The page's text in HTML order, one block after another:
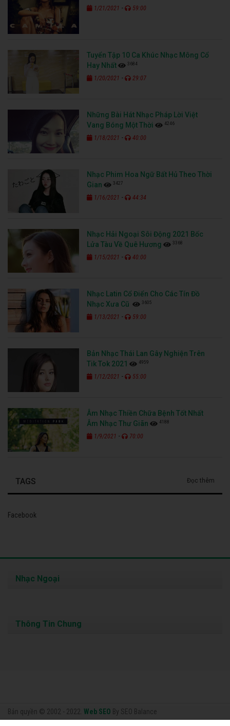
1/21/2021 - 59:00
Tuyển Tập 10 Ca Khúc Nhạc Mông Cổ
Hay Nhất
3684
1/20/2021 - 29:07
Những Bài Hát Nhạc Pháp Lời Việt
Vang Bóng Một Thời
4246
1/18/2021 - 40:00
Nhạc Phim Hoa Ngữ Bất Hủ Theo Thời
Gian
3427
1/16/2021 - 44:34
Nhạc Hải Ngoại Sôi Động 2021 Bốc
Lửa Tàu Về Quê Hương
3368
1/15/2021 - 40:00
Nhạc Latin Cổ Điển Cho Các Tín Đồ
Nhạc Xưa Cũ
3605
1/13/2021 - 59:00
Bản Nhạc Thái Lan Gây Nghiện Trên
Tik Tok 2021
4959
1/12/2021 - 55:00
Âm Nhạc Thiền Chữa Bệnh Tốt Nhất
Âm Nhạc Thư Giãn
4188
1/9/2021 - 70:00
TAGS Đọc thêm
Facebook
Bản quyền © 2002 - 2022. Web SEO By SEO Balance
Nhạc Ngoại
Thông Tin Chung